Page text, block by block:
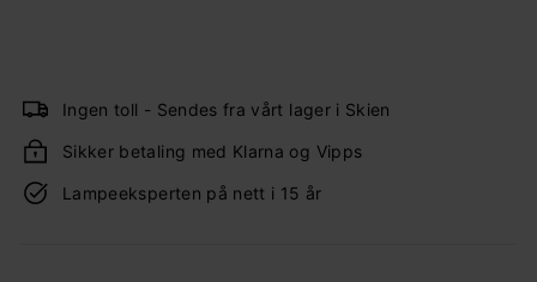
Ingen toll - Sendes fra vårt lager i Skien
Sikker betaling med Klarna og Vipps
Lampeeksperten på nett i 15 år